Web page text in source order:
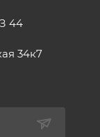
44
34к7